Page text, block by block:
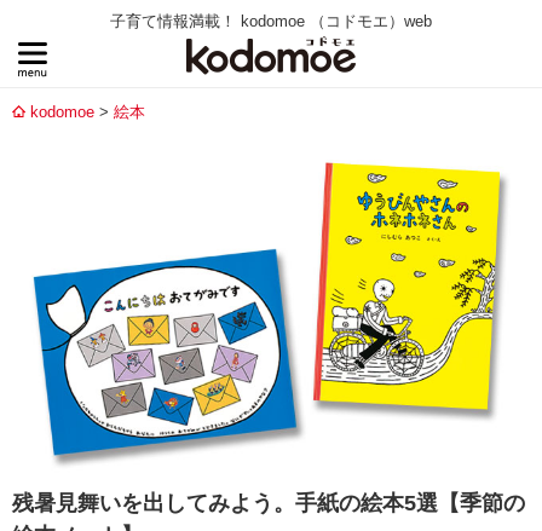
子育て情報満載！ kodomoe （コドモエ）web
kodomoe 絵本
残暑見舞いを出してみよう。手紙の絵本5選【季節の